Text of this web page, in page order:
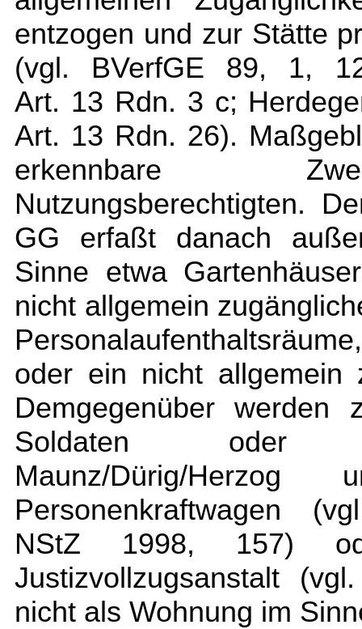
entzogen und zur Stätte
(vgl. BVerfGE 89, 1,
Art. 13 Rdn. 3 c;
Art. 13 Rdn. 26).
erkennbare
Nutzungsberechtigten.
GG erfaßt danach
Sinne etwa
nicht allgemein
oder ein nicht allgemein
Demgegenüber werden
Soldaten oder
Maunz/Dürig/
Personenkraftwagen
NStZ 1998, 157)
Justizvollzugsanstalt
nicht als Wohnung im